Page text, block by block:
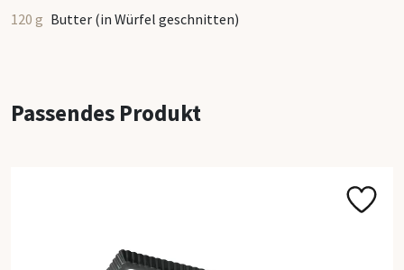
120 g Butter (in Würfel geschnitten)
Passendes Produkt